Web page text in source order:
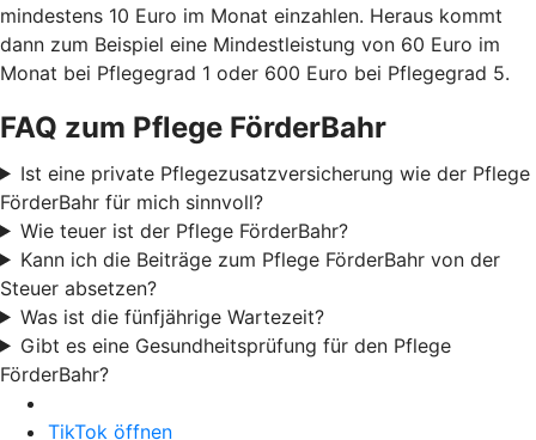
mindestens 10 Euro im Monat einzahlen. Heraus kommt
dann zum Beispiel eine Mindestleistung von 60 Euro im
Monat bei Pflegegrad 1 oder 600 Euro bei Pflegegrad 5.
FAQ zum Pflege FörderBahr
Ist eine private Pflegezusatzversicherung wie der Pflege
FörderBahr für mich sinnvoll?
Wie teuer ist der Pflege FörderBahr?
Kann ich die Beiträge zum Pflege FörderBahr von der
Steuer absetzen?
Was ist die fünfjährige Wartezeit?
Gibt es eine Gesundheitsprüfung für den Pflege
FörderBahr?
TikTok öffnen